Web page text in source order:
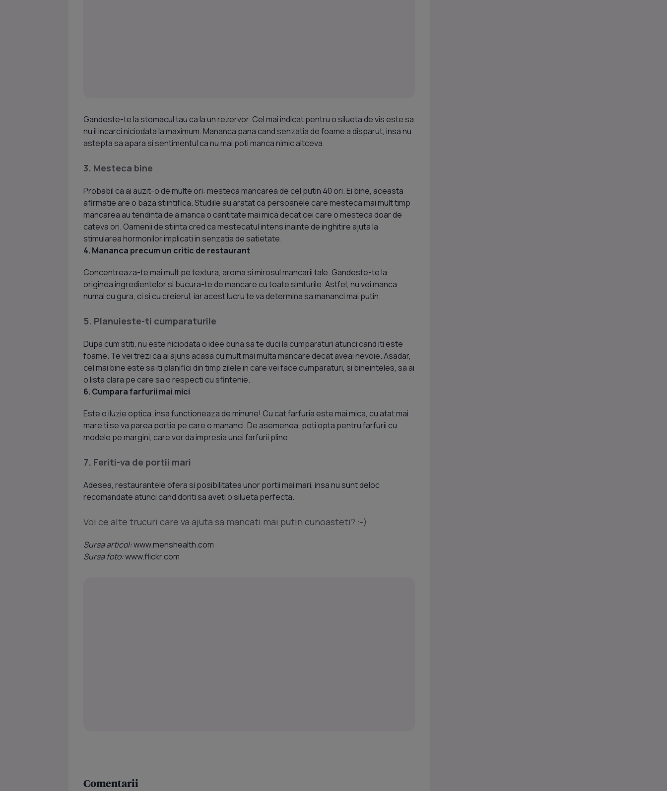
Gandeste-te la stomacul tau ca la un rezervor. Cel mai indicat pentru o silueta de vis este sa
nu il incarci niciodata la maximum. Mananca pana cand senzatia de foame a disparut, insa nu
astepta sa apara si sentimentul ca nu mai poti manca nimic altceva.
3. Mesteca bine
Probabil ca ai auzit-o de multe ori: mesteca mancarea de cel putin 40 ori. Ei bine, aceasta
afirmatie are o baza stiintifica. Studiile au aratat ca persoanele care mesteca mai mult timp
mancarea au tendinta de a manca o cantitate mai mica decat cei care o mesteca doar de
cateva ori. Oamenii de stiinta cred ca mestecatul intens inainte de inghitire ajuta la
stimularea hormonilor implicati in senzatia de satietate.
4. Mananca precum un critic de restaurant
Concentreaza-te mai mult pe textura, aroma si mirosul mancarii tale. Gandeste-te la
originea ingredientelor si bucura-te de mancare cu toate simturile. Astfel, nu vei manca
numai cu gura, ci si cu creierul, iar acest lucru te va determina sa mananci mai putin.
5. Planuieste-ti cumparaturile
Dupa cum stiti, nu este niciodata o idee buna sa te duci la cumparaturi atunci cand iti este
foame. Te vei trezi ca ai ajuns acasa cu mult mai multa mancare decat aveai nevoie. Asadar,
cel mai bine este sa iti planifici din timp zilele in care vei face cumparaturi, si bineinteles, sa ai
o lista clara pe care sa o respecti cu sfintenie.
6. Cumpara farfurii mai mici
Este o iluzie optica, insa functioneaza de minune! Cu cat farfuria este mai mica, cu atat mai
mare ti se va parea portia pe care o mananci. De asemenea, poti opta pentru farfurii cu
modele pe margini, care vor da impresia unei farfurii pline.
7. Feriti-va de portii mari
Adesea, restaurantele ofera si posibilitatea unor portii mai mari, insa nu sunt deloc
recomandate atunci cand doriti sa aveti o silueta perfecta.
Voi ce alte trucuri care va ajuta sa mancati mai putin cunoasteti? :-)
Sursa articol:www.menshealth.com
Sursa foto:www.flickr.com
Comentarii